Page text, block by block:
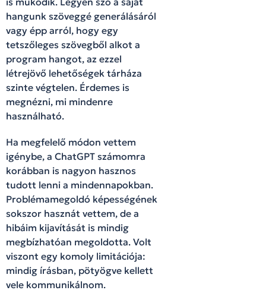
hangunk szöveggé generálásáról
vagy épp arról, hogy egy
tetszőleges szövegből alkot a
program hangot, az ezzel
létrejövő lehetőségek tárháza
szinte végtelen. Érdemes is
megnézni, mi mindenre
használható.
Ha megfelelő módon vettem
igénybe, a ChatGPT számomra
korábban is nagyon hasznos
tudott lenni a mindennapokban.
Problémamegoldó képességének
sokszor hasznát vettem, de a
hibáim kijavítását is mindig
megbízhatóan megoldotta. Volt
viszont egy komoly limitációja:
mindig írásban, pötyögve kellett
vele kommunikálnom.